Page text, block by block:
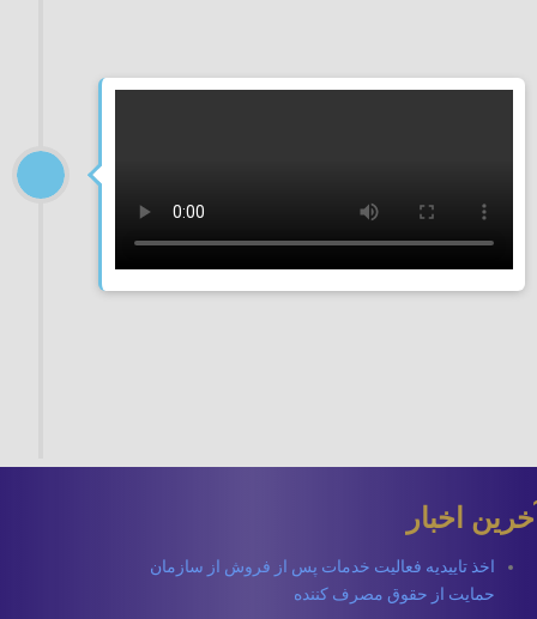
اخبار
اخذ تاییدیه فعالیت خدمات پس از فروش از سازمان
حمایت از حقوق مصرف کننده